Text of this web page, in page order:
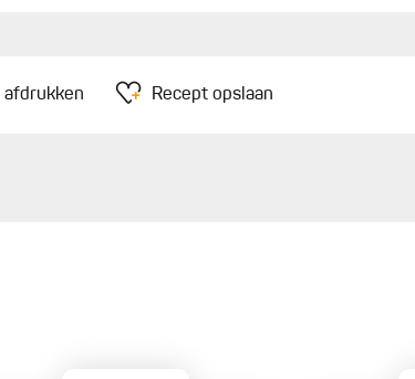
afdrukken Recept opslaan